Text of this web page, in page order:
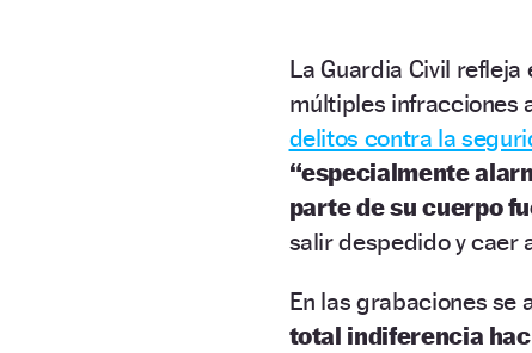
La Guardia Civil
múltiples infracciones
delitos contra la
“especialmente
parte de su cuerpo
salir despedido y caer
En las grabaciones se
total indiferencia